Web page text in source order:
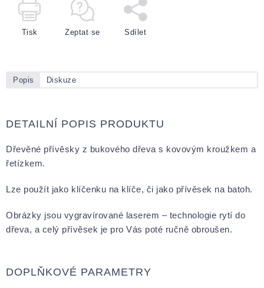
Tisk Zeptat se Sdílet
Popis Diskuze
DETAILNÍ POPIS PRODUKTU
Dřevěné přívěsky z bukového dřeva s kovovým kroužkem a
řetízkem.
Lze použít jako klíčenku na klíče, či jako přívěsek na batoh.
Obrázky jsou vygravírované laserem – technologie rytí do
dřeva, a celý přívěsek je pro Vás poté ručně obroušen.
DOPLŇKOVÉ PARAMETRY